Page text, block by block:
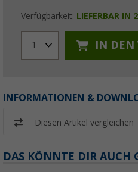
Verfügbarkeit: LIEFERBAR IN
1 IN DEN
INFORMATIONEN &
Diesen Artikel vergleichen
DAS KÖNNTE DIR AUCH